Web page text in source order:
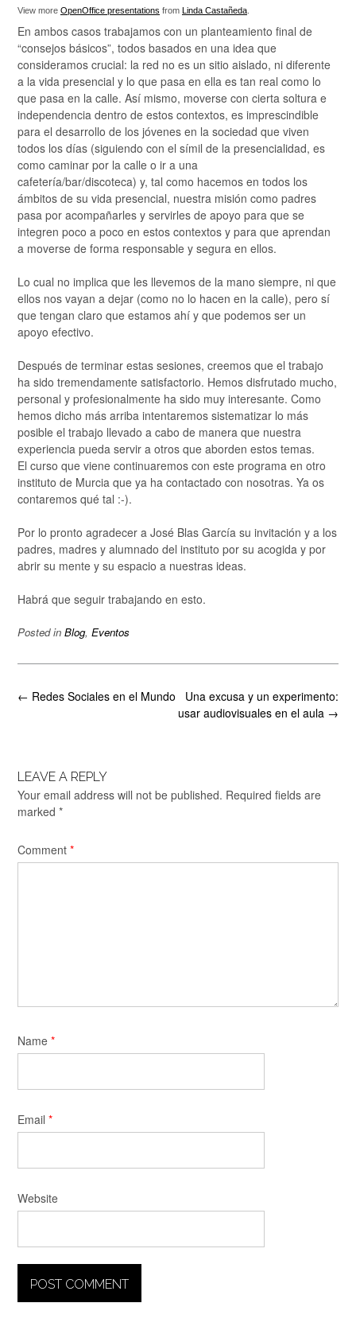
View more OpenOffice presentations from Linda Castañeda
En ambos casos trabajamos con un planteamiento final de
“consejos básicos”, todos basados en una idea que
consideramos crucial: la red no es un sitio aislado, ni diferente
a la vida presencial y lo que pasa en ella es tan real como lo
que pasa en la calle. Así mismo, moverse con cierta soltura e
independencia dentro de estos contextos, es imprescindible
para el desarrollo de los jóvenes en la sociedad que viven
todos los días (siguiendo con el símil de la presencialidad, es
como caminar por la calle o ir a una
cafetería/bar/discoteca) y, tal como hacemos en todos los
ámbitos de su vida presencial, nuestra misión como padres
pasa por acompañarles y servirles de apoyo para que se
integren poco a poco en estos contextos y para que aprendan
a moverse de forma responsable y segura en ellos.
Lo cual no implica que les llevemos de la mano siempre, ni que
ellos nos vayan a dejar (como no lo hacen en la calle), pero sí
que tengan claro que estamos ahí y que podemos ser un
apoyo efectivo.
Después de terminar estas sesiones, creemos que el trabajo
ha sido tremendamente satisfactorio. Hemos disfrutado mucho,
personal y profesionalmente ha sido muy interesante. Como
hemos dicho más arriba intentaremos sistematizar lo más
posible el trabajo llevado a cabo de manera que nuestra
experiencia pueda servir a otros que aborden estos temas.
El curso que viene continuaremos con este programa en otro
instituto de Murcia que ya ha contactado con nosotras. Ya os
contaremos qué tal :-).
Por lo pronto agradecer a José Blas García su invitación y a los
padres, madres y alumnado del instituto por su acogida y por
abrir su mente y su espacio a nuestras ideas.
Habrá que seguir trabajando en esto.
Posted in Blog, Eventos
Post
Una excusa y un experimento:
usar audiovisuales en el aula →
← Redes Sociales en el Mundo
LEAVE A REPLY
Your email address will not be published. Required fields are
marked *
Comment *
Name *
Email *
Website